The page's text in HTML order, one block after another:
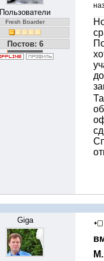
Пользователи
Fresh Boarder
Постов: 6
Giga